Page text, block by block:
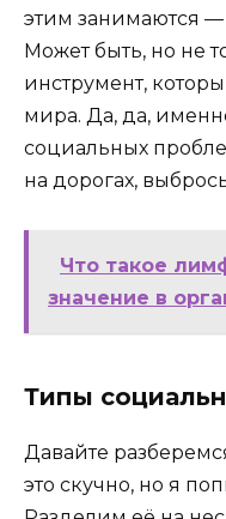
этим занимаются
Может быть, но не
инструмент,
мира. Да, да,
социальных
на дорогах,
Что такое
значение в
Типы
Давайте
это скучно, но я